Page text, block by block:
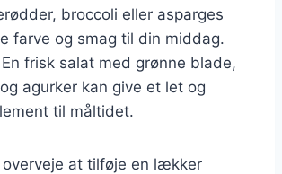
broccoli eller asparges
farve og smag til din middag.
frisk salat med grønne blade,
agurker kan give et let og
til måltidet.
overveje at tilføje en lækker